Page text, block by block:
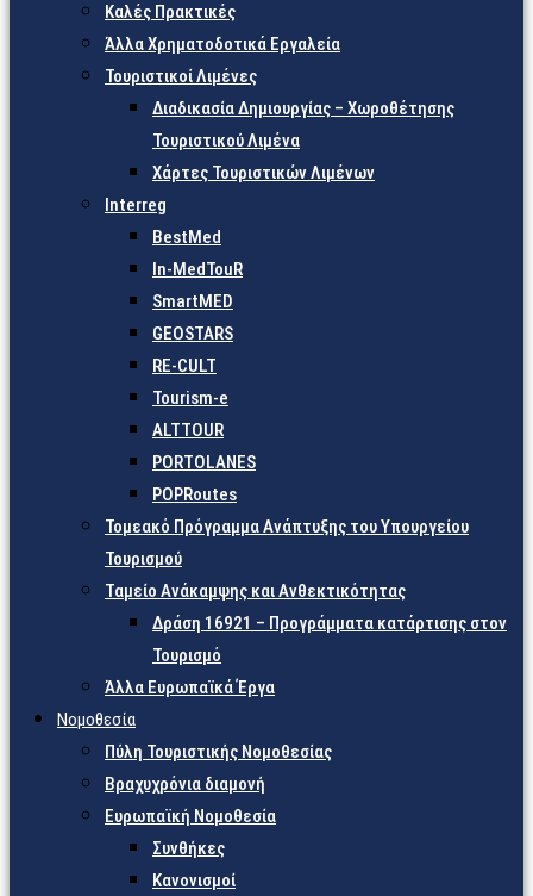
Καλές Πρακτικές
Άλλα Χρηματοδοτικά Εργαλεία
Τουριστικοί Λιμένες
Διαδικασία Δημιουργίας – Χωροθέτησης
Τουριστικού Λιμένα
Χάρτες Τουριστικών Λιμένων
Interreg
BestMed
In-MedTouR
SmartMED
GEOSTARS
RE-CULT
Tourism-e
ALTTOUR
PORTOLANES
POPRoutes
Τομεακό Πρόγραμμα Ανάπτυξης του Υπουργείου
Τουρισμού
Ταμείο Ανάκαμψης και Ανθεκτικότητας
Δράση 16921 – Προγράμματα κατάρτισης στον
Τουρισμό
Άλλα Ευρωπαϊκά Έργα
Νομοθεσία
Πύλη Τουριστικής Νομοθεσίας
Βραχυχρόνια διαμονή
Ευρωπαϊκή Νομοθεσία
Συνθήκες
Κανονισμοί